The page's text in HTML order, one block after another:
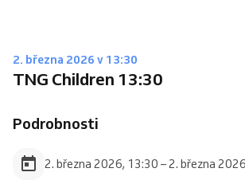
2. března 2026 v 13:30
TNG Children 13:30
Podrobnosti
2. března 2026, 13:30 – 2. března